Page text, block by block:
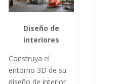
Diseño de
interiores
Construya el
entorno 3D de su
diseño de interior